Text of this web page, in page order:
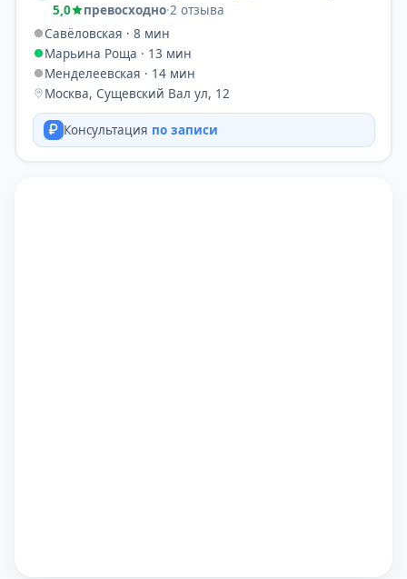
5,0 превосходно·2 отзыва
Савёловская · 8 мин
Марьина Роща · 13 мин
Менделеевская · 14 мин
Москва, Сущевский Вал ул, 12
Консультация по записи